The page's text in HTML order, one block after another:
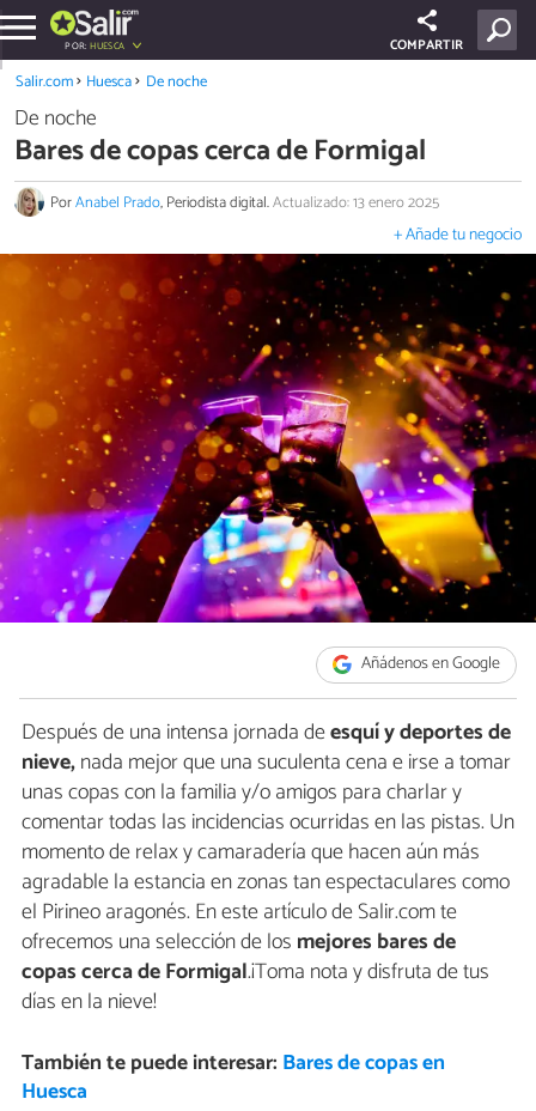
POR:HUESCA COMPARTIR
Salir.com Huesca De noche
De noche
Bares de copas cerca de Formigal
PorAnabel Prado, Periodista digital.Actualizado: 13 enero 2025
+ Añade tu negocio
Añádenos en Google
Después de una intensa jornada deesquí y deportes de
nieve,nada mejor que una suculenta cena e irse a tomar
unas copas con la familia y/o amigos para charlar y
comentar todas las incidencias ocurridas en las pistas. Un
momento de relax y camaradería que hacen aún más
agradable la estancia en zonas tan espectaculares como
el Pirineo aragonés. En este artículo de Salir.com te
ofrecemos una selección de los mejores bares de
copas cerca de Formigal.¡Toma nota y disfruta de tus
días en la nieve!
También te puede interesar: Bares de copas en
Huesca